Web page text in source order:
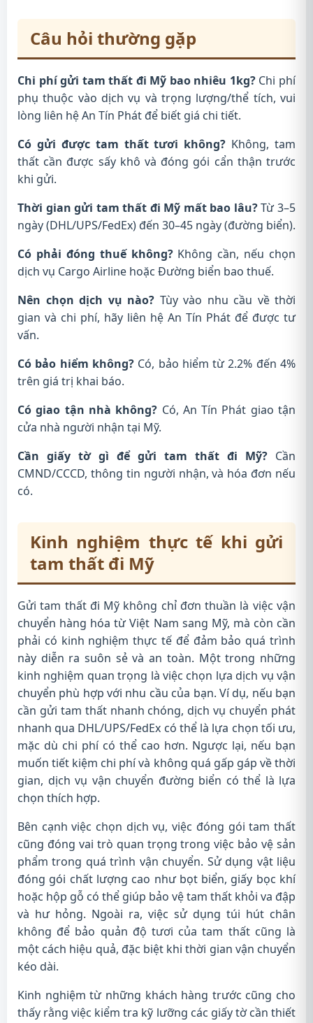
Câu hỏi thường gặp
Chi phí gửi tam thất đi Mỹ bao nhiêu 1kg?Chi phí
phụ thuộc vào dịch vụ và trọng lượng/thể tích, vui
lòng liên hệ An Tín Phát để biết giá chi tiết.
Có gửi được tam thất tươi không? Không, tam
thất cần được sấy khô và đóng gói cẩn thận trước
khi gửi.
Thời gian gửi tam thất đi Mỹ mất bao lâu?Từ 3–5
ngày (DHL/UPS/FedEx) đến 30–45 ngày (đường biển).
Có phải đóng thuế không?Không cần, nếu chọn
dịch vụ Cargo Airline hoặc Đường biển bao thuế.
Nên chọn dịch vụ nào? Tùy vào nhu cầu về thời
gian và chi phí, hãy liên hệ An Tín Phát để được tư
vấn.
Có bảo hiểm không?Có, bảo hiểm từ 2.2% đến 4%
trên giá trị khai báo.
Có giao tận nhà không? Có, An Tín Phát giao tận
cửa nhà người nhận tại Mỹ.
Cần giấy tờ gì để gửi tam thất đi Mỹ? Cần
CMND/CCCD, thông tin người nhận, và hóa đơn nếu
có.
Kinh nghiệm thực tế khi gửi
tam thất đi Mỹ
Gửi tam thất đi Mỹ không chỉ đơn thuần là việc vận
chuyển hàng hóa từ Việt Nam sang Mỹ, mà còn cần
phải có kinh nghiệm thực tế để đảm bảo quá trình
này diễn ra suôn sẻ và an toàn. Một trong những
kinh nghiệm quan trọng là việc chọn lựa dịch vụ vận
chuyển phù hợp với nhu cầu của bạn. Ví dụ, nếu bạn
cần gửi tam thất nhanh chóng, dịch vụ chuyển phát
nhanh qua DHL/UPS/FedEx có thể là lựa chọn tối ưu,
mặc dù chi phí có thể cao hơn. Ngược lại, nếu bạn
muốn tiết kiệm chi phí và không quá gấp gáp về thời
gian, dịch vụ vận chuyển đường biển có thể là lựa
chọn thích hợp.
Bên cạnh việc chọn dịch vụ, việc đóng gói tam thất
cũng đóng vai trò quan trọng trong việc bảo vệ sản
phẩm trong quá trình vận chuyển. Sử dụng vật liệu
đóng gói chất lượng cao như bọt biển, giấy bọc khí
hoặc hộp gỗ có thể giúp bảo vệ tam thất khỏi va đập
và hư hỏng. Ngoài ra, việc sử dụng túi hút chân
không để bảo quản độ tươi của tam thất cũng là
một cách hiệu quả, đặc biệt khi thời gian vận chuyển
kéo dài.
Kinh nghiệm từ những khách hàng trước cũng cho
thấy rằng việc kiểm tra kỹ lưỡng các giấy tờ cần thiết